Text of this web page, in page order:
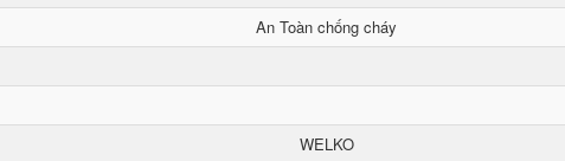
An Toàn chống cháy
WELKO